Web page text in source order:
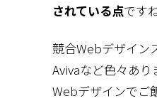
されている点です
競合Webデザイン
Avivaなど色々あり
Webデザインでご